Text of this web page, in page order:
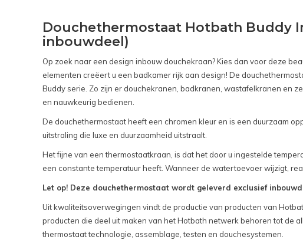
Douchethermostaat Hotbath Buddy
inbouwdeel)
Op zoek naar een design inbouw douchekraan? Kies dan voor deze
elementen creëert u een badkamer rijk aan design! De
Buddy serie. Zo zijn er douchekranen, badkranen, wastafelkranen en
en nauwkeurig bedienen.
De douchethermostaat heeft een chromen kleur en is een duurzaam
uitstraling die luxe en duurzaamheid uitstraalt.
Het fijne van een thermostaatkraan, is dat het door u ingestelde
een constante temperatuur heeft. Wanneer de watertoevoer wijzigt,
Let op! Deze douchethermostaat wordt geleverd exclusief
Uit kwaliteitsoverwegingen vindt de productie van producten van
producten die deel uit maken van het Hotbath netwerk behoren tot de
thermostaat technologie, assemblage, testen en douchesystemen.